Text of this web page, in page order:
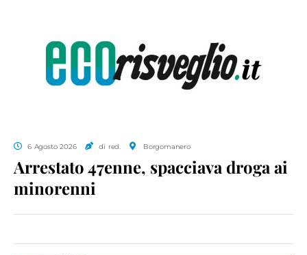
6 Agosto 2026 di red. Borgomanero
Arrestato 47enne, spacciava droga ai
minorenni